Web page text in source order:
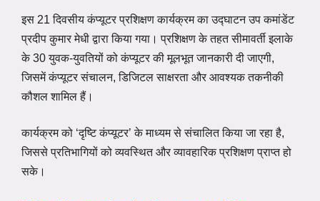
इस 21 दिवसीय कंप्यूटर प्रशिक्षण कार्यक्रम का उद्घाटन उप कमांडेंट
प्रदीप कुमार मेधी द्वारा किया गया। प्रशिक्षण के तहत सीमावर्ती इलाके
के 30 युवक-युवतियों को कंप्यूटर की मूलभूत जानकारी दी जाएगी,
जिसमें कंप्यूटर संचालन, डिजिटल साक्षरता और आवश्यक तकनीकी
कौशल शामिल हैं।
कार्यक्रम को ‘दृष्टि कंप्यूटर’ के माध्यम से संचालित किया जा रहा है,
जिससे प्रतिभागियों को व्यवस्थित और व्यावहारिक प्रशिक्षण प्राप्त हो
सके।